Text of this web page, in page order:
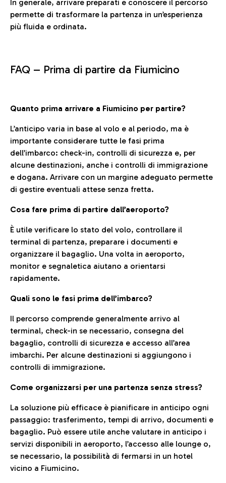
In generale, arrivare preparati e conoscere il percorso
permette di trasformare la partenza in un’esperienza
più fluida e ordinata.
FAQ – Prima di partire da Fiumicino
Quanto prima arrivare a Fiumicino per partire?
L’anticipo varia in base al volo e al periodo, ma è
importante considerare tutte le fasi prima
dell’imbarco: check-in, controlli di sicurezza e, per
alcune destinazioni, anche i controlli di immigrazione
e dogana. Arrivare con un margine adeguato permette
di gestire eventuali attese senza fretta.
Cosa fare prima di partire dall’aeroporto?
È utile verificare lo stato del volo, controllare il
terminal di partenza, preparare i documenti e
organizzare il bagaglio. Una volta in aeroporto,
monitor e segnaletica aiutano a orientarsi
rapidamente.
Quali sono le fasi prima dell’imbarco?
Il percorso comprende generalmente arrivo al
terminal, check-in se necessario, consegna del
bagaglio, controlli di sicurezza e accesso all’area
imbarchi. Per alcune destinazioni si aggiungono i
controlli di immigrazione.
Come organizzarsi per una partenza senza stress?
La soluzione più efficace è pianificare in anticipo ogni
passaggio: trasferimento, tempi di arrivo, documenti e
bagaglio. Può essere utile anche valutare in anticipo i
servizi disponibili in aeroporto, l’accesso alle lounge o,
se necessario, la possibilità di fermarsi in un hotel
vicino a Fiumicino.